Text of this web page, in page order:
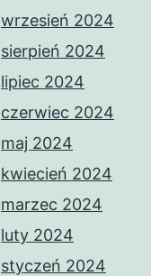
wrzesień 2024
sierpień 2024
lipiec 2024
czerwiec 2024
maj 2024
kwiecień 2024
marzec 2024
luty 2024
styczeń 2024